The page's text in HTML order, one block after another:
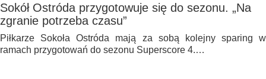
Sokół Ostróda przygotowuje się do sezonu. „Na
zgranie potrzeba czasu”
Piłkarze Sokoła Ostróda mają za sobą kolejny sparing w
ramach przygotowań do sezonu Superscore 4.…